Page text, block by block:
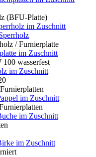
(BFU-Platte)
im Zuschnitt
/ Furnierplatte
im Zuschnitt
100 wasserfest
im Zuschnitt
im Zuschnitt
im Zuschnitt
im Zuschnitt